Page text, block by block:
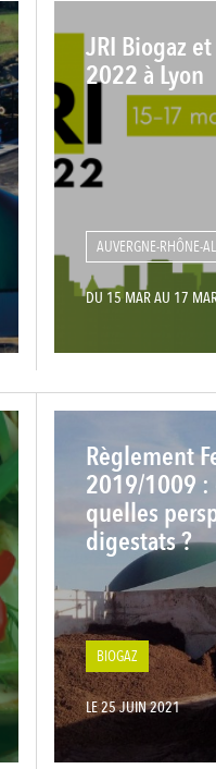
JRI Biogaz
2022 à Lyon
AUVERGNE-RHÔNE-
DU 15 MAR AU 17
Règlement
2019/1009 :
quelles
digestats ?
BIOGAZ
LE 25 JUIN 2021